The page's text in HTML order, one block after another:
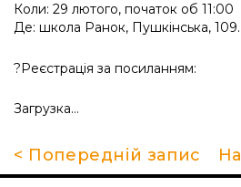
Коли: 29 лютого, початок об 11:00
Де: школа Ранок, Пушкінська, 109.
?Реєстрація за посиланням:
Загрузка…
< Попередній запис